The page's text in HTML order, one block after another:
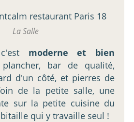
La Salle
moderne et bien
bar de qualité,
d'un côté, et pierres de
de la petite salle, une
sur la petite cuisine du
qui y travaille seul !